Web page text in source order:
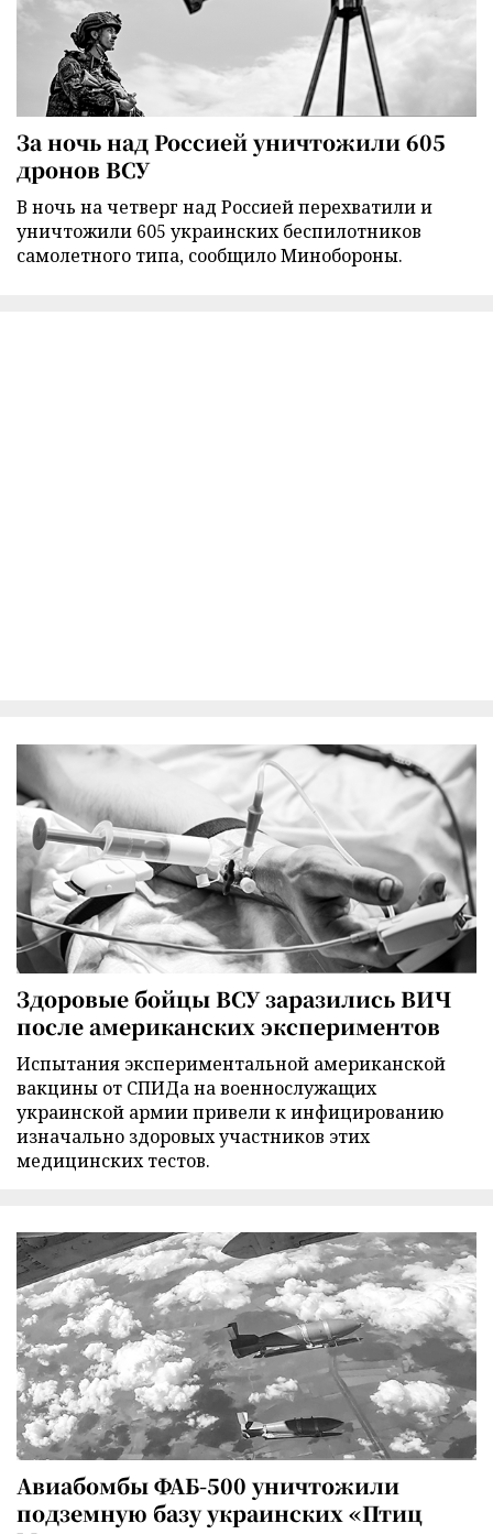
За ночь над Россией уничтожили 605
дронов ВСУ
В ночь на четверг над Россией перехватили и
уничтожили 605 украинских беспилотников
самолетного типа, сообщило Минобороны.
Здоровые бойцы ВСУ заразились ВИЧ
после американских экспериментов
Испытания экспериментальной американской
вакцины от СПИДа на военнослужащих
украинской армии привели к инфицированию
изначально здоровых участников этих
медицинских тестов.
Авиабомбы ФАБ-500 уничтожили
подземную базу украинских «Птиц